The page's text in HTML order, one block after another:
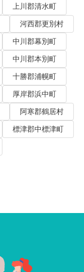
上川郡清水町
河西郡更別村
中川郡幕別町
中川郡本別町
十勝郡浦幌町
厚岸郡浜中町
阿寒郡鶴居村
標津郡中標津町